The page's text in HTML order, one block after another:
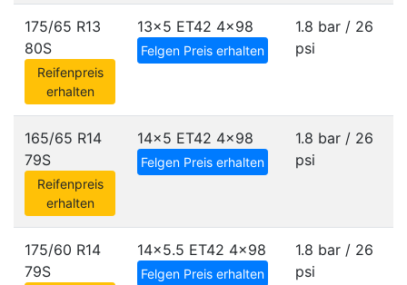
175/65 R13
80S
Reifenpreis
erhalten
13x5 ET42 4x98
Felgen Preis erhalten
1.8 bar / 26
psi
165/65 R14
79S
Reifenpreis
erhalten
14x5 ET42 4x98
Felgen Preis erhalten
1.8 bar / 26
psi
175/60 R14
79S
14x5.5 ET42 4x98
Felgen Preis erhalten
1.8 bar / 26
psi